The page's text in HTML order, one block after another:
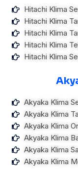
Hitachi Klima
Hitachi Klima
Hitachi Klima
Hitachi Klima
Hitachi Klima
Akyaka Klima
Akyaka Klima
Akyaka Klima
Akyaka Klima
Akyaka Klima
Akyaka Klima